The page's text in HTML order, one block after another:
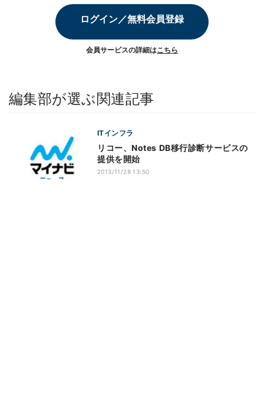
ログイン／無料会員登録
会員サービスの詳細はこちら
編集部が選ぶ関連記事
ITインフラ
リコー、Notes DB移行診断サービスの
提供を開始
2013/11/28 13:50